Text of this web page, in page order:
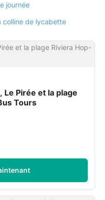
journée
colline de lycabette
Pirée et la plage
Tours